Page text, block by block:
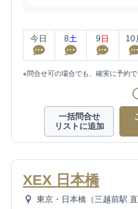
今日 8土 9 日 10
※問合せ可の場合でも、確実に予約で
一括問合せ
リストに追加
XEX 日本橋
東京・日本橋（三越前駅 直